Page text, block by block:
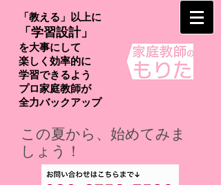
「教える」以上に
「学習設計」
を大事にして
楽しく効率的に
学習できるよう
プロ家庭教師が
​全力バックアップ
この夏から、始めてみま
しょう！